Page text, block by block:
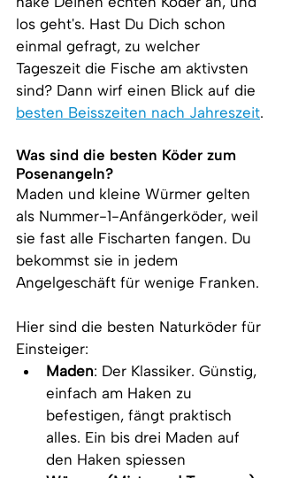
los geht's. Hast Du Dich schon
einmal gefragt, zu welcher
Tageszeit die Fische am aktivsten
sind? Dann wirf einen Blick auf die
besten Beisszeiten nach Jahreszeit.
Was sind die besten Köder zum
Posenangeln?
Maden und kleine Würmer gelten
als Nummer-1-Anfängerköder, weil
sie fast alle Fischarten fangen. Du
bekommst sie in jedem
Angelgeschäft für wenige Franken.
Hier sind die besten Naturköder für
Einsteiger:
Maden: Der Klassiker. Günstig,
einfach am Haken zu
befestigen, fängt praktisch
alles. Ein bis drei Maden auf
den Haken spiessen